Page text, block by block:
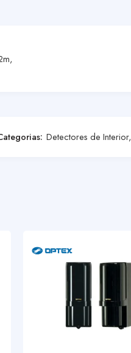
Detectores de Interior,